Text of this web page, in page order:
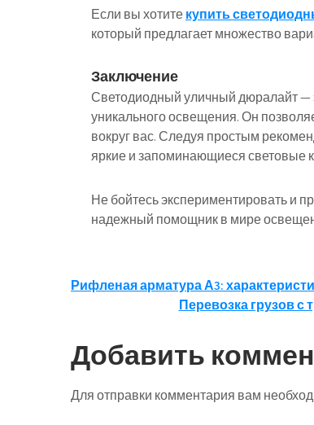
Если вы хотитекупить
который предлагает множество
Заключение
Светодиодный уличный дюралайт —
уникального освещения. Он
вокруг вас. Следуя простым
яркие и запоминающиеся световые
Не бойтесь экспериментировать и
надежный помощник в мире
Навигация
записям
Рифленая арматура А3:
Перевозка грузов
Добавить
Для отправки комментария вам